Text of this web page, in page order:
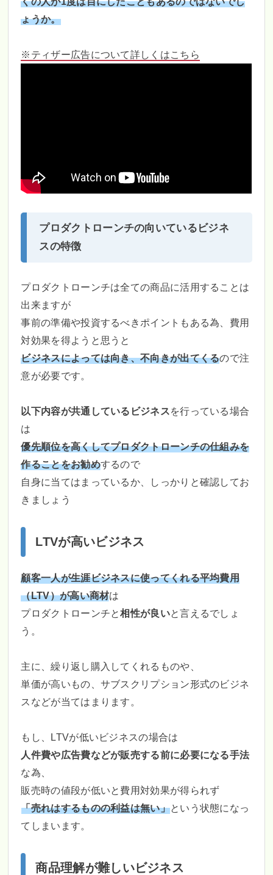
ょうか。
※ティザー広告について詳しくはこちら
プロダクトローンチの向いているビジネ
スの特徴
プロダクトローンチは全ての商品に活用することは
出来ますが
事前の準備や投資するべきポイントもある為、費用
対効果を得ようと思うと
ビジネスによっては向き、不向きが出てくるので注
意が必要です。
以下内容が共通しているビジネスを行っている場合
は
優先順位を高くしてプロダクトローンチの仕組みを
作ることをお勧めするので
自身に当てはまっているか、しっかりと確認してお
きましょう
LTVが高いビジネス
顧客一人が生涯ビジネスに使ってくれる平均費用
（LTV）が高い商材は
プロダクトローンチと相性が良いと言えるでしょ
う。
主に、繰り返し購入してくれるものや、
単価が高いもの、サブスクリプション形式のビジネ
スなどが当てはまります。
もし、LTVが低いビジネスの場合は
人件費や広告費などが販売する前に必要になる手法
な為、
販売時の値段が低いと費用対効果が得られず
「売れはするものの利益は無い」という状態になっ
てしまいます。
商品理解が難しいビジネス